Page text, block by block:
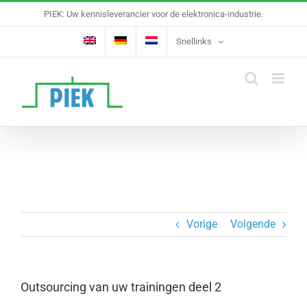
naar
PIEK: Uw kennisleverancier voor de elektronica-industrie.
Snellinks
Vorige Volgende
Outsourcing van uw trainingen deel 2